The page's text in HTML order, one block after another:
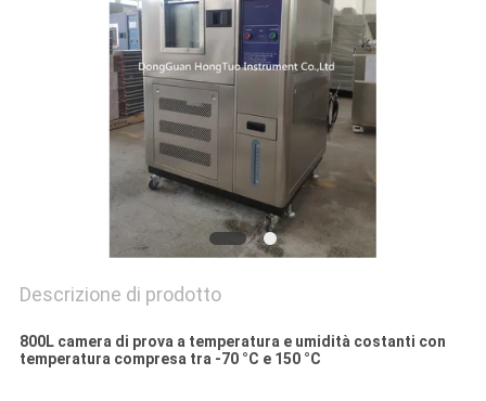
Descrizione di prodotto
800L camera di prova a temperatura e umidità costanti con
temperatura compresa tra -70 °C e 150 °C